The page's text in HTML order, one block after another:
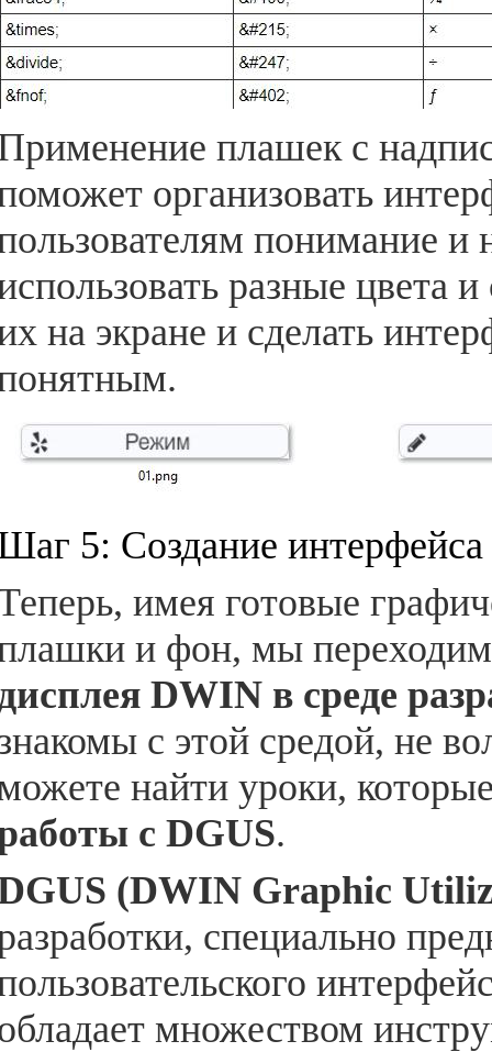
плашек с
организовать
понимание
разные цвета
на экране и сделать
5: Создание
имея готовые
и фон, мы
DWIN в среде
с этой средой, не
найти уроки,
с DGUS.
(DWIN Graphic
специально
множеством